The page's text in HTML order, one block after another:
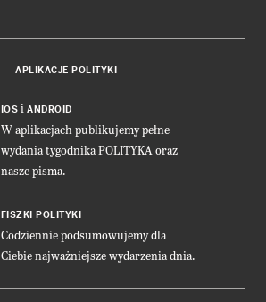
APLIKACJE POLITYKI
IOS i ANDROID
W aplikacjach publikujemy pełne
wydania tygodnika POLITYKA oraz
nasze pisma.
FISZKI POLITYKI
Codziennie podsumowujemy dla
Ciebie najważniejsze wydarzenia dnia.